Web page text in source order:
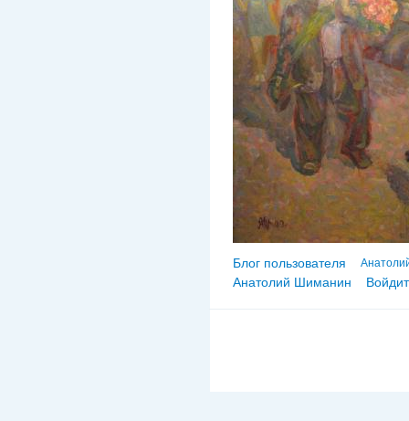
Блог пользователя
Анатолий Шиманин